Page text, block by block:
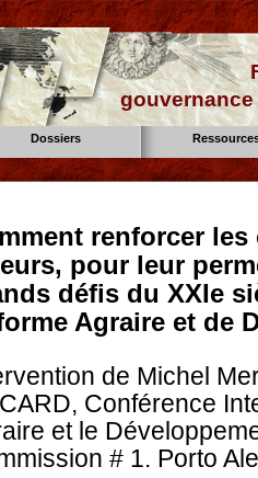
Dossiers
renforcer
pour leur
défis du XXIe
Agraire et de
de Michel
Conférence
et le
# 1. Porto